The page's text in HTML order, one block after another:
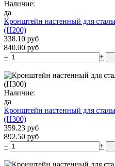
Наличие:
да
Кронштейн настенный для
(H200)
338.10 руб
840.00 руб
–
+
Наличие:
да
Кронштейн настенный для
(H300)
359.23 руб
892.50 руб
–
+